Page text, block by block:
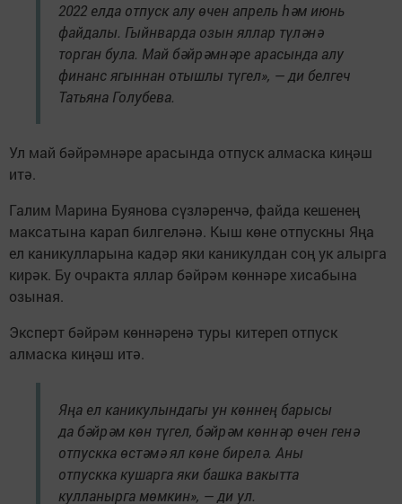
2022 елда отпуск алу өчен апрель һәм июнь
файдалы. Гыйнварда озын яллар түләнә
торган була. Май бәйрәмнәре арасында алу
финанс ягыннан отышлы түгел», — ди белгеч
Татьяна Голубева.
Ул май бәйрәмнәре арасында отпуск алмаска киңәш
итә.
Галим Марина Буянова сүзләренчә, файда кешенең
максатына карап билгеләнә. Кыш көне отпускны Яңа
ел каникулларына кадәр яки каникулдан соң ук алырга
кирәк. Бу очракта яллар бәйрәм көннәре хисабына
озыная.
Эксперт бәйрәм көннәренә туры китереп отпуск
алмаска киңәш итә.
Яңа ел каникулындагы ун көннең барысы
да бәйрәм көн түгел, бәйрәм көннәр өчен генә
отпускка өстәмә ял көне бирелә. Аны
отпускка кушарга яки башка вакытта
кулланырга мөмкин», — ди ул.